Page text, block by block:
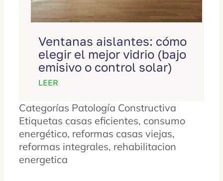
Ventanas aislantes: cómo
elegir el mejor vidrio (bajo
emisivo o control solar)
LEER
Categorías Patología Constructiva
Etiquetas casas eficientes, consumo
energético, reformas casas viejas,
reformas integrales, rehabilitacion
energetica